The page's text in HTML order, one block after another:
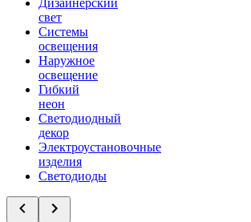
Дизайнерский
свет
Системы
освещения
Наружное
освещение
Гибкий
неон
Светодиодный
декор
Электроустановочные
изделия
Светодиоды